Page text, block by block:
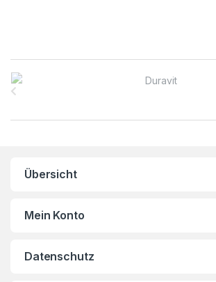
Übersicht
Mein Konto
Datenschutz